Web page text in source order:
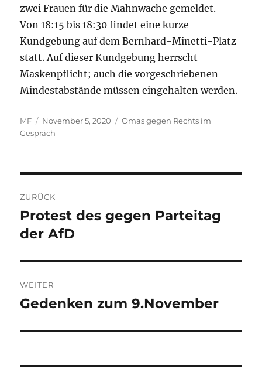
zwei Frauen für die Mahnwache gemeldet.
Von 18:15 bis 18:30 findet eine kurze
Kundgebung auf dem Bernhard-Minetti-Platz
statt. Auf dieser Kundgebung herrscht
Maskenpflicht; auch die vorgeschriebenen
Mindestabstände müssen eingehalten werden.
Autor
MF
Veröffentlicht
am
November 5, 2020 Kategorien
Omas gegen Rechts im
Gespräch
ZURÜCK
Vorheriger
Beitrag:
Protest des gegen Parteitag
der AfD
WEITER
Nächster
Gedenken zum 9.November